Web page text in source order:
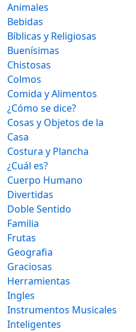
Animales
Bebidas
Bíblicas y Religiosas
Buenísimas
Chistosas
Colmos
Comida y Alimentos
¿Cómo se dice?
Cosas y Objetos de la
Casa
Costura y Plancha
¿Cuál es?
Cuerpo Humano
Divertidas
Doble Sentido
Familia
Frutas
Geografia
Graciosas
Herramientas
Ingles
Instrumentos Musicales
Inteligentes